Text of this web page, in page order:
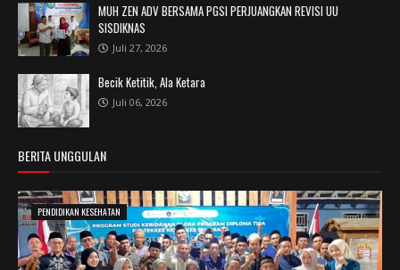
MUH ZEN ADV BERSAMA PGSI PERJUANGKAN REVISI UU
SISDIKNAS
Juli 27, 2026
Becik Ketitik, Ala Ketara
Juli 06, 2026
BERITA UNGGULAN
PENDIDIKAN KESEHATAN